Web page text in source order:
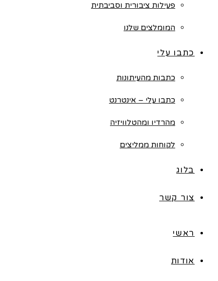
פעילות ציבורית וסביבתית
המומלצים שלנו
כתבו עלי
כתבות מהעיתונות
כתבו עלי – אינטרנט
מהרדיו ומהטלוויזיה
לקוחות ממליצים
בלוג
צור קשר
ראשי
אודות